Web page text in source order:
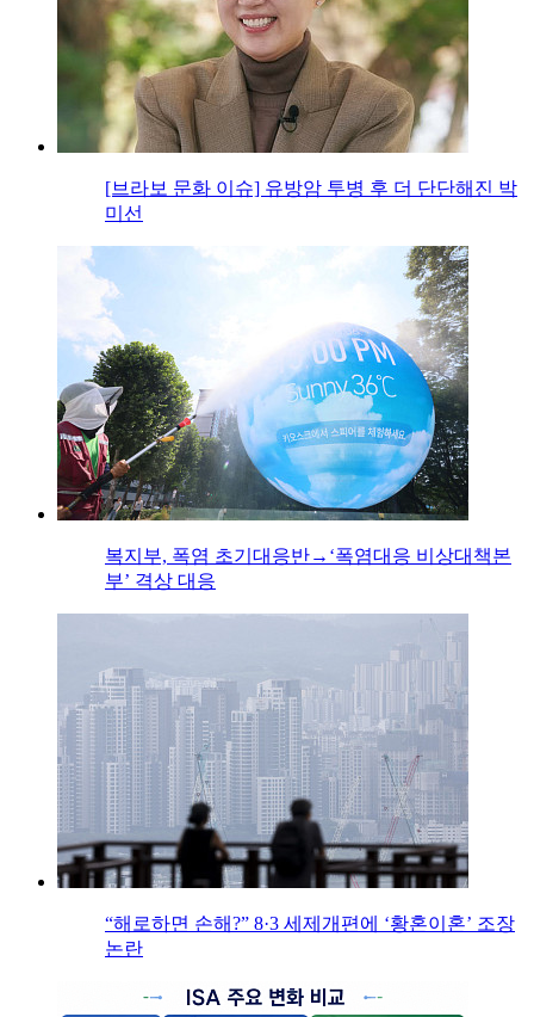
[브라보 문화 이슈] 유방암 투병 후 더 단단해진 박
미선
복지부, 폭염 초기대응반→‘폭염대응 비상대책본
부’ 격상 대응
“해로하면 손해?” 8·3 세제개편에 ‘황혼이혼’ 조장
논란